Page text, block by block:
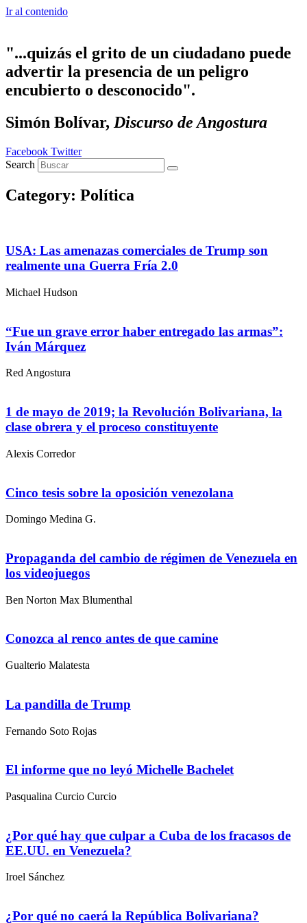
Ir al contenido
"...quizás el grito de un ciudadano puede
advertir la presencia de un peligro
encubierto o desconocido".
Simón Bolívar, Discurso de Angostura
Facebook Twitter
Search
Category: Política
USA: Las amenazas comerciales de Trump son
realmente una Guerra Fría 2.0
Michael Hudson
“Fue un grave error haber entregado las armas”:
Iván Márquez
Red Angostura
1 de mayo de 2019; la Revolución Bolivariana, la
clase obrera y el proceso constituyente
Alexis Corredor
Cinco tesis sobre la oposición venezolana
Domingo Medina G.
Propaganda del cambio de régimen de Venezuela en
los videojuegos
Ben Norton Max Blumenthal
Conozca al renco antes de que camine
Gualterio Malatesta
La pandilla de Trump
Fernando Soto Rojas
El informe que no leyó Michelle Bachelet
Pasqualina Curcio Curcio
¿Por qué hay que culpar a Cuba de los fracasos de
EE.UU. en Venezuela?
Iroel Sánchez
¿Por qué no caerá la República Bolivariana?